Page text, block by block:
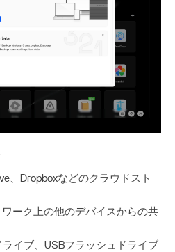
、Dropboxなどのクラウドスト
ワーク上の他のデバイスからの共
イブ、USBフラッシュドライブ